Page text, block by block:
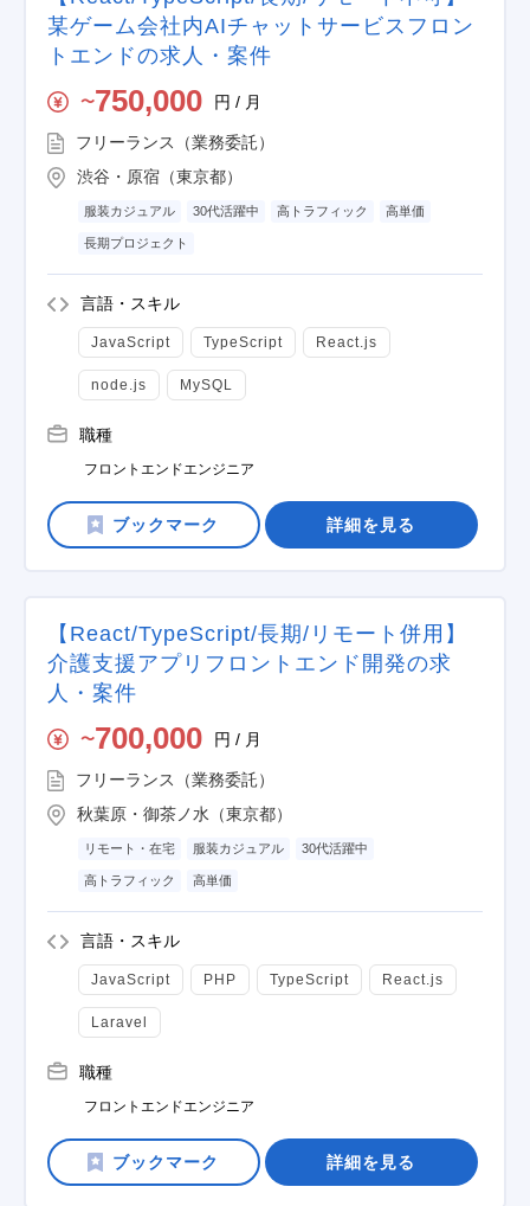
某ゲーム会社内AIチャットサービスフロン
トエンドの求人・案件
〜750,000 円 / 月
フリーランス（業務委託）
渋谷・原宿（東京都）
服装カジュアル 30代活躍中 高トラフィック 高単価
長期プロジェクト
言語・スキル
JavaScript TypeScript React.js
node.js MySQL
職種
フロントエンドエンジニア
詳細を見る
【React/TypeScript/長期/リモート併用】
介護支援アプリフロントエンド開発の求
人・案件
〜700,000 円 / 月
フリーランス（業務委託）
秋葉原・御茶ノ水（東京都）
リモート・在宅 服装カジュアル 30代活躍中
高トラフィック 高単価
言語・スキル
JavaScript PHP TypeScript React.js
Laravel
職種
フロントエンドエンジニア
詳細を見る